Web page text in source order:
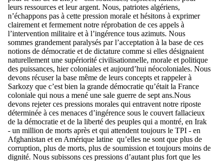
leurs ressources et leur argent. Nous, patriotes algériens,
n’échappons pas à cette pression morale et hésitons à exprimer
clairement et fermement notre réprobation de ces appels à
l’intervention militaire et à l’ingérence tous azimuts. Nous
sommes grandement paralysés par l’acceptation à la base de ces
notions de démocratie et de dictature comme si elles désignaient
naturellement une supériorité civilisationnelle, morale et politique
des puissances, hier coloniales et aujourd’hui néocoloniales. Nous
devons récuser la base même de leurs concepts et rappeler à
Sarkozy que c’est bien la grande démocratie qu’était la France
coloniale qui nous a mené une sale guerre de sept ans.Nous
devons rejeter ces pressions morales qui entravent notre riposte
déterminée à ces menaces d’ingérence sous le couvert fallacieux
de la démocratie et de la liberté des peuples qui a montré, en Irak
- un million de morts après et qui attendent toujours le TPI - en
Afghanistan et en Amérique latine qu’elles ne sont que plus de
corruption, plus de morts, plus de soumission et toujours moins de
dignité. Nous subissons ces pressions d’autant plus fort que les